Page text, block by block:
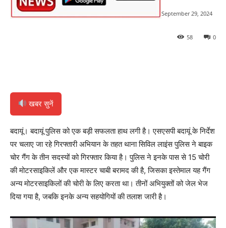
September 29, 2024
0
58
खबर सुनें
बदायूं। बदायूं पुलिस को एक बड़ी सफलता हाथ लगी है। एसएसपी बदायूं के निर्देश
पर चलाए जा रहे गिरफ्तारी अभियान के तहत थाना सिविल लाइंस पुलिस ने बाइक
चोर गैंग के तीन सदस्यों को गिरफ्तार किया है। पुलिस ने इनके पास से 15 चोरी
की मोटरसाइकिलें और एक मास्टर चाबी बरामद की है, जिसका इस्तेमाल यह गैंग
अन्य मोटरसाइकिलों की चोरी के लिए करता था। तीनों अभियुक्तों को जेल भेज
दिया गया है, जबकि इनके अन्य सहयोगियों की तलाश जारी है।